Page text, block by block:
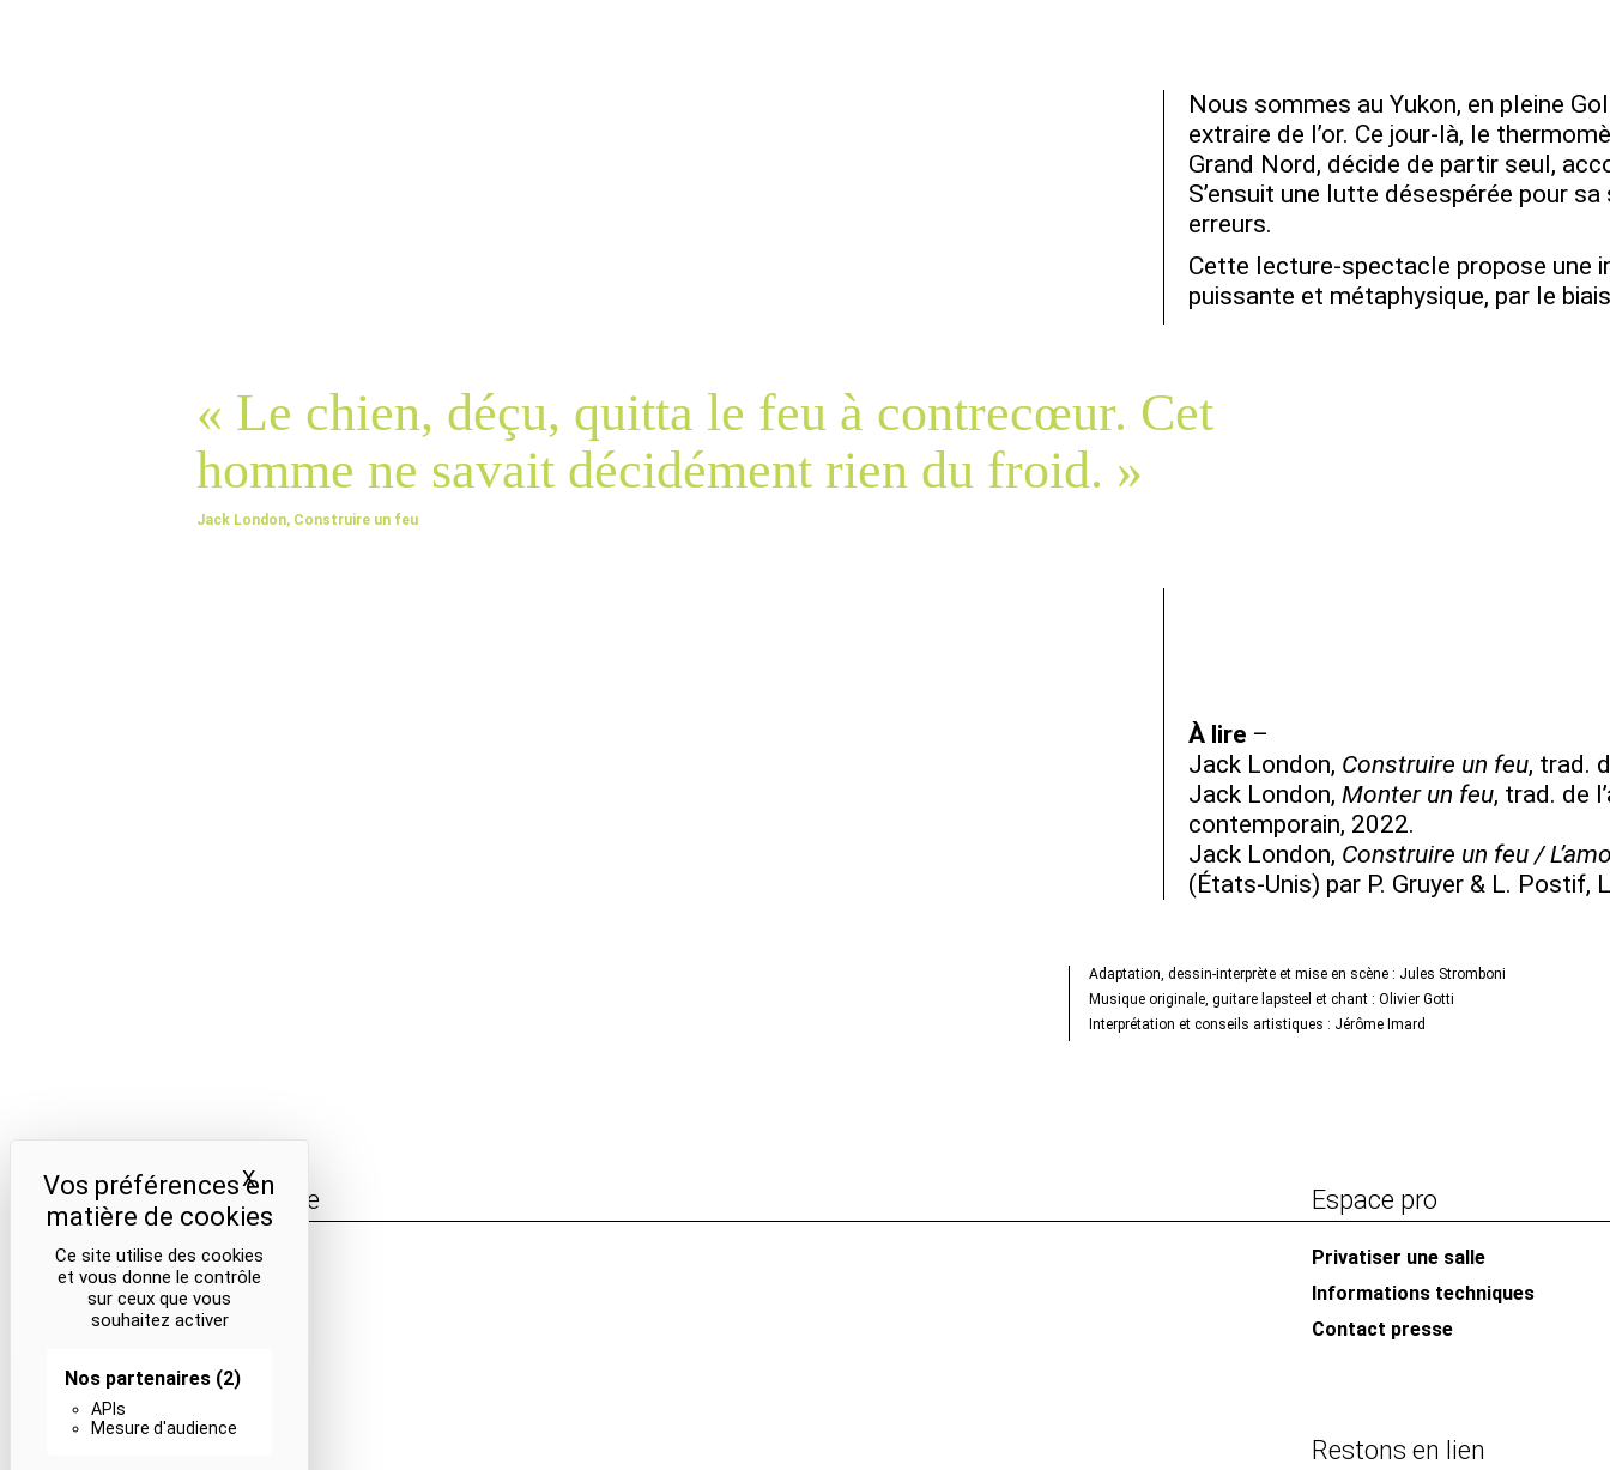
Ce site utilise des cookies
et vous donne le contrôle
sur ceux que vous
souhaitez activer
Nos partenaires (2)
APIs
Mesure d'audience
XMasquer le bandeau des cookies
Nous sommes au Yukon, en pleine
extraire de l’or. Ce jour-là, le
Grand Nord, décide de partir seul,
S’ensuit une lutte désespérée pour
erreurs.
Cette lecture-spectacle propose une
puissante et métaphysique, par le
« Le chien, déçu, quitta le feu à contrecœur. Cet
homme ne savait décidément rien du froid. »
Jack London, Construire un feu
À lire–
Jack London, Construire un feu, trad.
Jack London, Monter un feu, trad. de
contemporain, 2022.
Jack London, Construire un feu /
(États-Unis) par P. Gruyer & L.
Adaptation, dessin-interprète et mise en scène : Jules Stromboni
Musique originale, guitare lapsteel et chant : Olivier Gotti
Interprétation et conseils artistiques : Jérôme Imard
La Maison de la Poésie
Découvrir
En photos
Historique
Nos partenaires
Espace pro
Privatiser une salle
Informations techniques
Contact presse
Restons en lien